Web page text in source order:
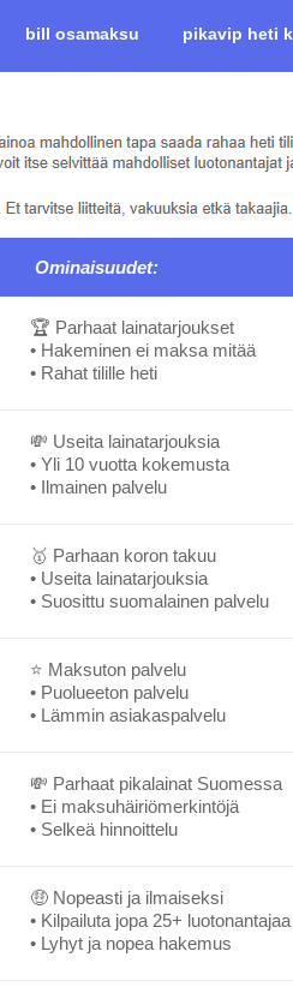
bill osamaksu pikavip heti
Ominaisuudet:
🏆 Parhaat lainatarjoukset
• Hakeminen ei maksa mitää
• Rahat tilille heti
💸 Useita lainatarjouksia
• Yli 10 vuotta kokemusta
• Ilmainen palvelu
🥇 Parhaan koron takuu
• Useita lainatarjouksia
• Suosittu suomalainen palvelu
⭐ Maksuton palvelu
• Puolueeton palvelu
• Lämmin asiakaspalvelu
💸 Parhaat pikalainat Suomessa
• Ei maksuhäiriömerkintöjä
• Selkeä hinnoittelu
🤑 Nopeasti ja ilmaiseksi
• Kilpailuta jopa 25+ luotonantajaa
• Lyhyt ja nopea hakemus